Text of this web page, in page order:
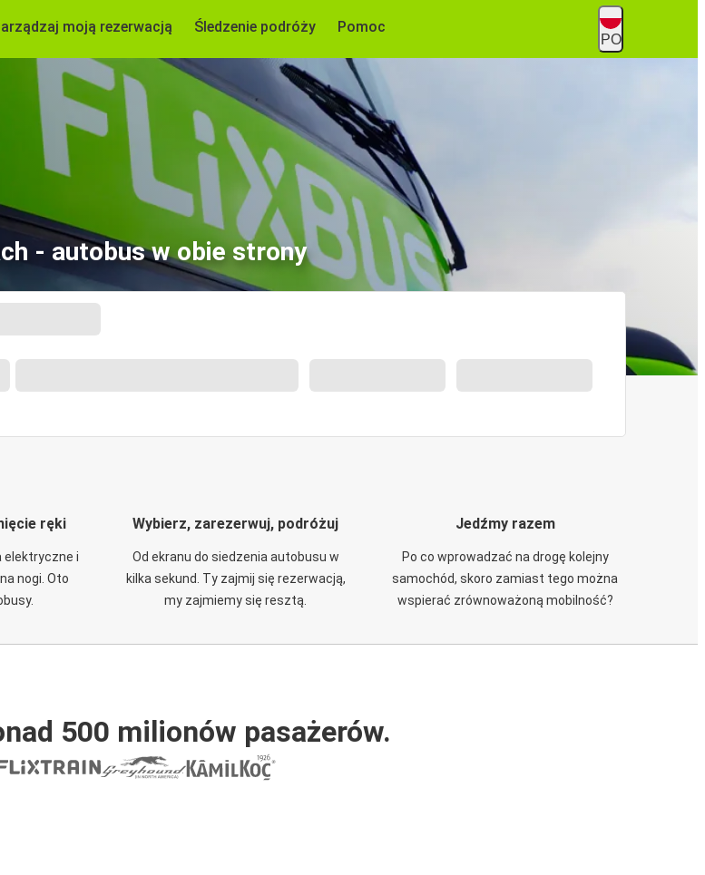
moją rezerwacją Śledzenie podróży Pomoc
PO
- autobus w obie strony
ręki
elektryczne i
nogi. Oto
Wybierz, zarezerwuj, podróżuj
Od ekranu do siedzenia autobusu w
kilka sekund. Ty zajmij się rezerwacją,
my zajmiemy się resztą.
Jedźmy razem
Po co wprowadzać na drogę kolejny
samochód, skoro zamiast tego można
wspierać zrównoważoną mobilność?
500 milionów pasażerów.